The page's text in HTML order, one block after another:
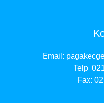
Email:
Telp:
Fax: